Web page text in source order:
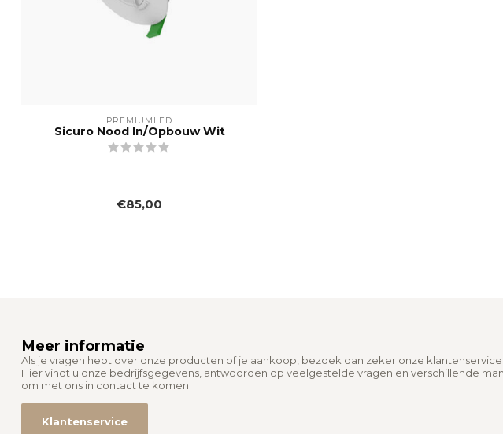
PREMIUMLED
Sicuro Nood In/Opbouw Wit
€85,00
Meer informatie
Als je vragen hebt over onze producten of je aankoop, bezoek dan zeker onze
Hier vindt u onze bedrijfsgegevens, antwoorden op veelgestelde vragen en verschillende
om met ons in contact te komen.
Klantenservice